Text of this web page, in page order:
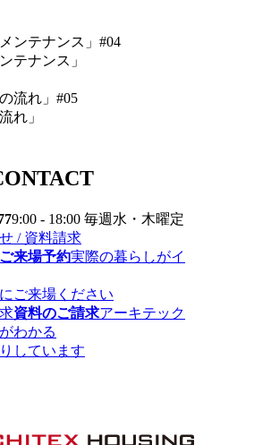
#04
テナンス」
#05
れ」
9:00 - 18:00 毎週水・木曜定
/ 資料請求
ご来場予約実際の暮らしがイ
ご来場ください
資料のご請求アーキテック
わかる
しています